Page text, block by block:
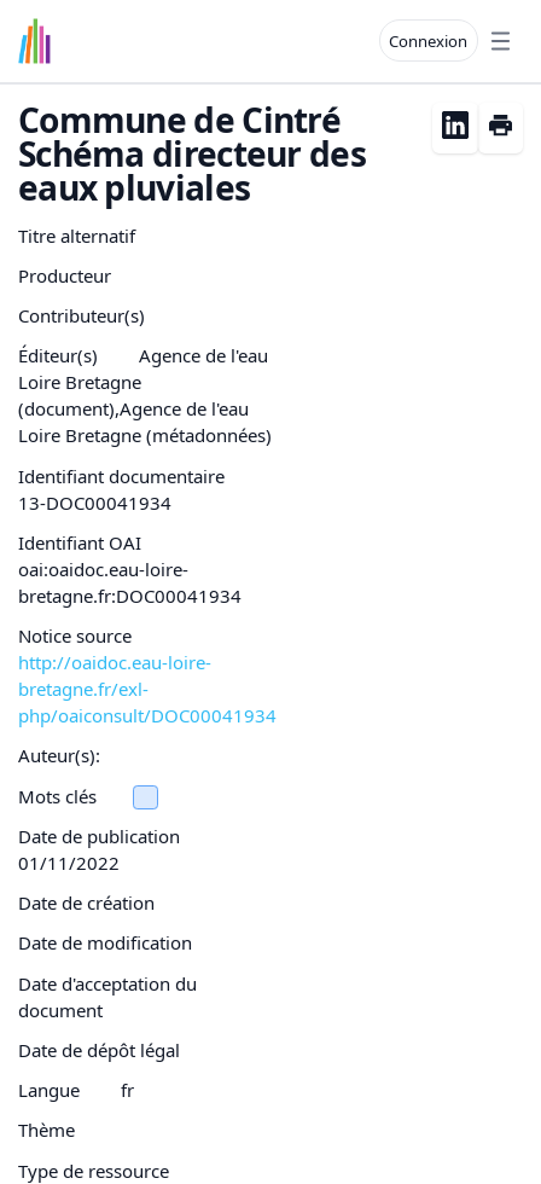
Connexion
Commune de Cintré
Schéma directeur des
eaux pluviales
Titre alternatif
Producteur
Contributeur(s)
Éditeur(s)
Agence de l'eau
Loire Bretagne
(document),Agence de l'eau
Loire Bretagne (métadonnées)
Identifiant documentaire
13-DOC00041934
Identifiant OAI
oai:oaidoc.eau-loire-
bretagne.fr:DOC00041934
Notice source
http://oaidoc.eau-loire-
bretagne.fr/exl-
php/oaiconsult/DOC00041934
Auteur(s):
Mots clés
Date de publication
01/11/2022
Date de création
Date de modification
Date d'acceptation du
document
Date de dépôt légal
Langue
fr
Thème
Type de ressource